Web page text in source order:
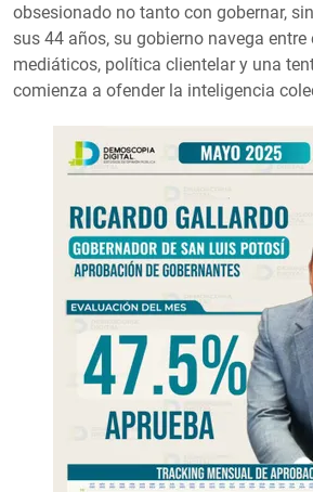
obsesionado no tanto con gobernar,
sus 44 años, su gobierno navega
mediáticos, política clientelar y una
comienza a ofender la inteligencia